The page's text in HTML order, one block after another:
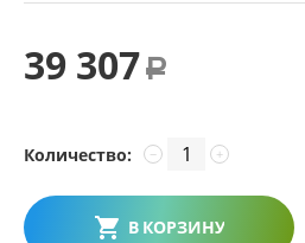
39 307 Р
Количество: +
−
В КОРЗИНУ